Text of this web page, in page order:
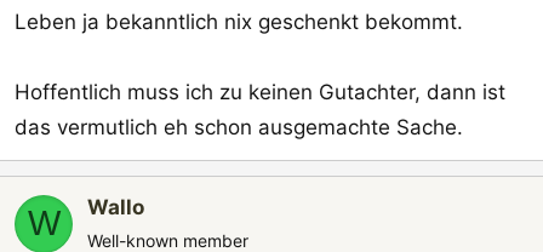
Leben ja bekanntlich nix geschenkt bekommt.
Hoffentlich muss ich zu keinen Gutachter, dann ist
das vermutlich eh schon ausgemachte Sache.
W Wallo
Well-known member